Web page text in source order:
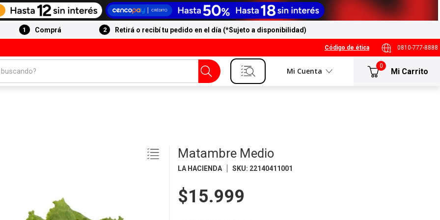
Comprá Retirá o recibí tu pedido en el día (*Sujeto a disponibilidad)
Código de ética 0810-777-8888
Mi Cuenta
0
Matambre Medio
LA HACIENDA SKU: 22140411001
$15.999